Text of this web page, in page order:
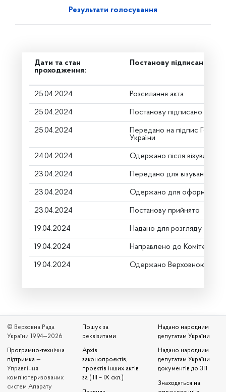
Результати голосування
Дати та стан
проходження:
Постанову підписано
25.04.2024 Розсилання акта
25.04.2024 Постанову підписано
25.04.2024
Передано на підпис Голові
України
24.04.2024 Одержано після візування
23.04.2024 Передано для візування в
23.04.2024 Одержано для оформлення
23.04.2024 Постанову прийнято
19.04.2024 Надано для розгляду
19.04.2024 Направлено до Комітету
19.04.2024 Одержано Верховною
© Верховна Рада
України 1994—2026
Програмно-технічна
підтримка —
Управління
комп'ютеризованих
систем Апарату
Пошук за
реквізитами
Архів
законопроєктів,
проєктів інших актів
за ( III – IX скл.)
Надано народним
депутатам України
Надано народним
депутатам України
документів до ЗП
Знаходяться на